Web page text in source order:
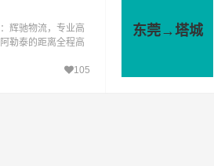
辉驰物流，专业高
勒泰的距离全程高
小时到达目的地。
105
东莞→塔城